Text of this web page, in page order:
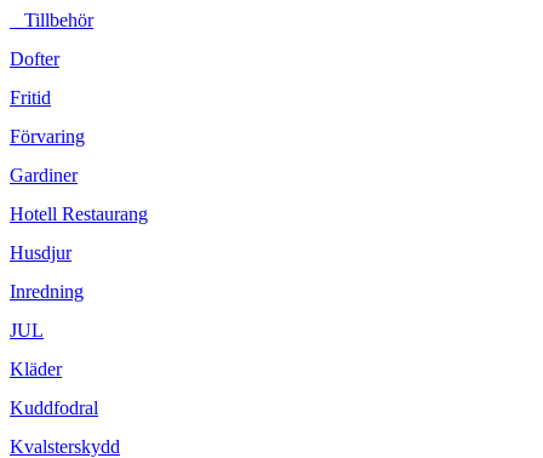
Tillbehör
Dofter
Fritid
Förvaring
Gardiner
Hotell Restaurang
Husdjur
Inredning
JUL
Kläder
Kuddfodral
Kvalsterskydd